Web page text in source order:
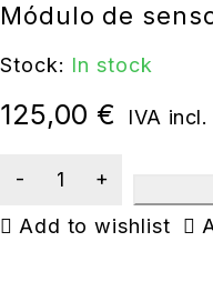
Módulo de
Stock: In stock
125,00 € IVA incl.
Add to wishlist